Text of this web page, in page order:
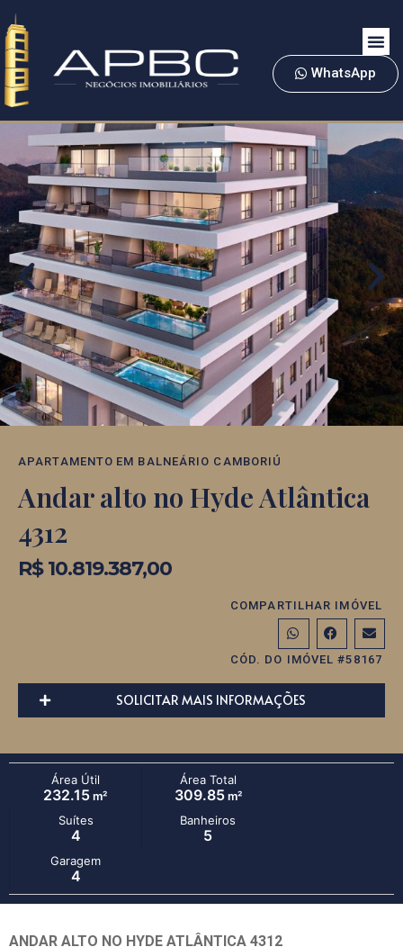
WhatsApp
APARTAMENTO EM BALNEÁRIO CAMBORIÚ
Andar alto no Hyde Atlântica
4312
R$ 10.819.387,00
COMPARTILHAR IMÓVEL
CÓD. DO IMÓVEL #58167
SOLICITAR MAIS INFORMAÇÕES
Área Útil
232.15 m²
Área Total
309.85m²
Suítes
4
Banheiros
5
Garagem
4
ANDAR ALTO NO HYDE ATLÂNTICA 4312